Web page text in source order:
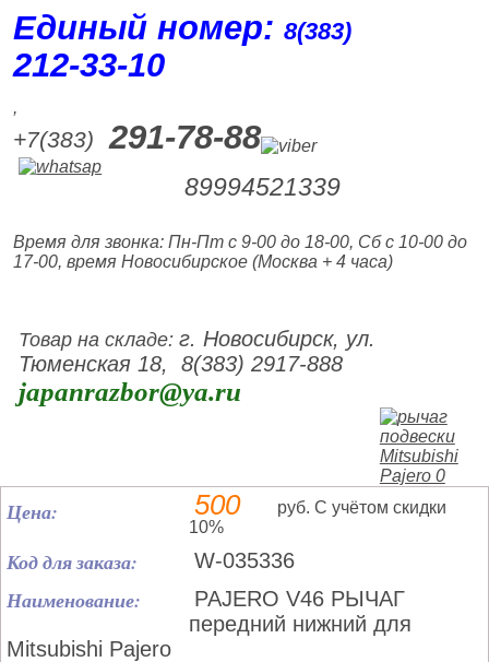
Единый номер:8(383)
212‑33‑10
,
+7(383) 291-78-88
89994521339
Время для звонка: Пн-Пт с 9-00 до 18-00, Сб с 10-00 до
17-00, время Новосибирское (Москва + 4 часа)
Товар на складе:г. Новосибирск, ул.
Тюменская 18, 8(383) 2917-888
japanrazbor@ya.ru
Цена: 500
руб. С учётом скидки
10%
Код для заказа: W-035336
Наименование:
PAJERO V46 РЫЧАГ
передний нижний для
Mitsubishi Pajero